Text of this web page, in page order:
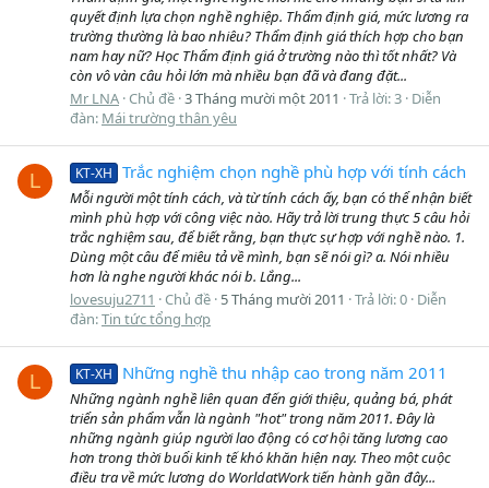
quyết định lựa chọn nghề nghiệp. Thẩm định giá, mức lương ra
trường thường là bao nhiêu? Thẩm định giá thích hợp cho bạn
nam hay nữ? Học Thẩm định giá ở trường nào thì tốt nhất? Và
còn vô vàn câu hỏi lớn mà nhiều bạn đã và đang đặt...
Mr LNA Chủ đề 3 Tháng mười một 2011 Trả lời: 3 Diễn
đàn: Mái trường thân yêu
L KT-XH Trắc nghiệm chọn nghề phù hợp với tính cách
Mỗi người một tính cách, và từ tính cách ấy, bạn có thể nhận biết
mình phù hợp với công việc nào. Hãy trả lời trung thực 5 câu hỏi
trắc nghiệm sau, để biết rằng, bạn thực sự hợp với nghề nào. 1.
Dùng một câu để miêu tả về mình, bạn sẽ nói gì? a. Nói nhiều
hơn là nghe người khác nói b. Lắng...
lovesuju2711
Chủ đề 5 Tháng mười 2011 Trả lời: 0 Diễn
đàn:Tin tức tổng hợp
L KT-XH Những nghề thu nhập cao trong năm 2011
Những ngành nghề liên quan đến giới thiệu, quảng bá, phát
triển sản phẩm vẫn là ngành "hot" trong năm 2011. Đây là
những ngành giúp người lao động có cơ hội tăng lương cao
hơn trong thời buổi kinh tế khó khăn hiện nay. Theo một cuộc
điều tra về mức lương do WorldatWork tiến hành gần đây...